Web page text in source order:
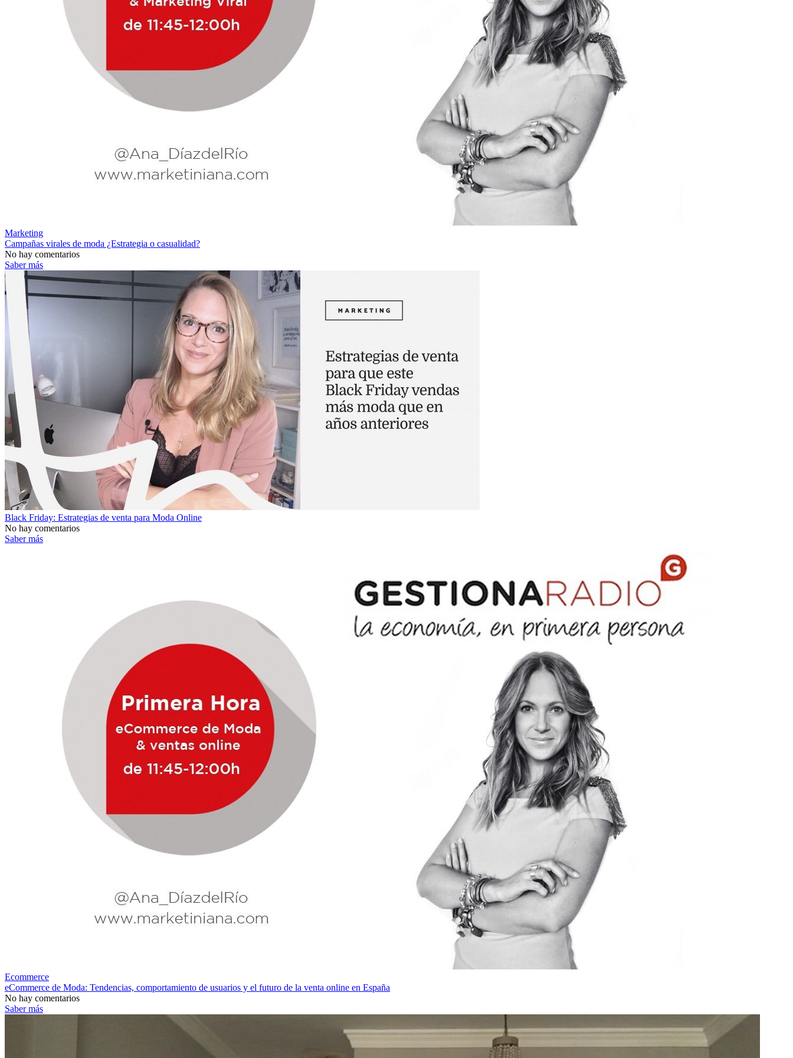
Marketing
Campañas virales de moda ¿Estrategia o casualidad?
No hay comentarios
Saber más
Black Friday: Estrategias de venta para Moda Online
No hay comentarios
Saber más
Ecommerce
eCommerce de Moda: Tendencias, comportamiento de usuarios y el futuro de la venta online en España
No hay comentarios
Saber más